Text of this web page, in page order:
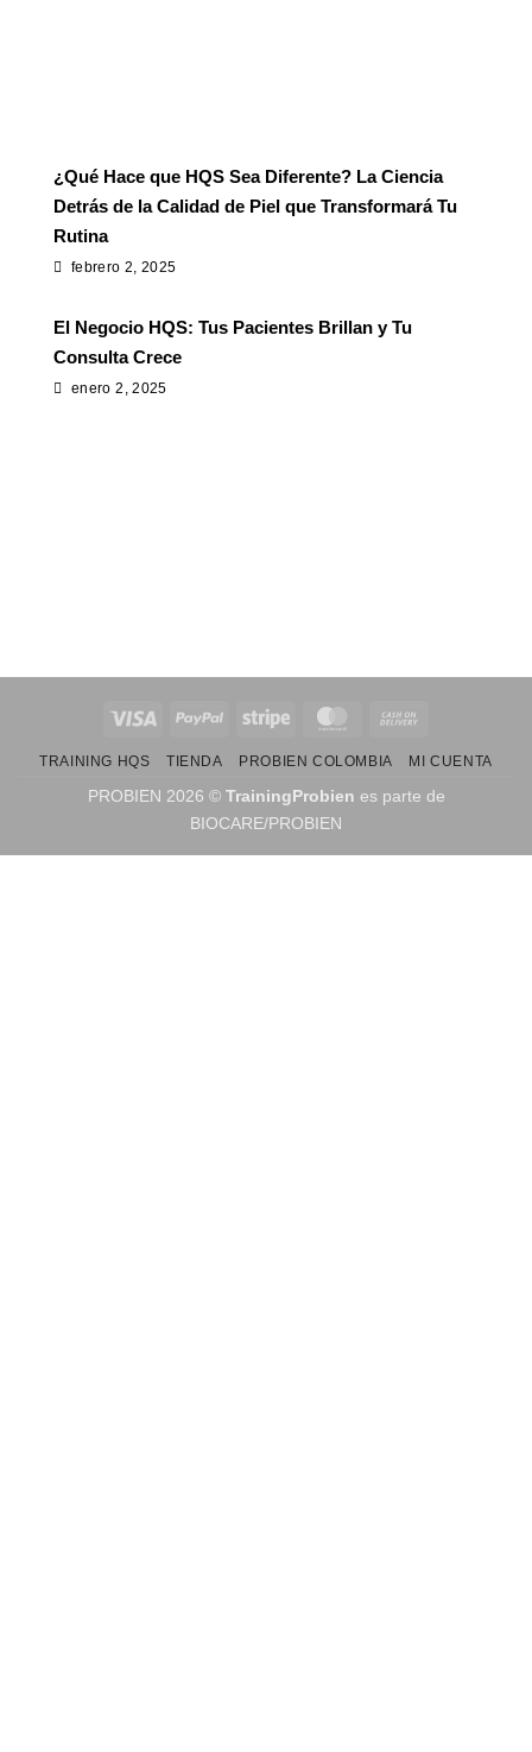
¿Qué Hace que HQS Sea Diferente? La Ciencia
Detrás de la Calidad de Piel que Transformará Tu
Rutina
febrero 2, 2025
El Negocio HQS: Tus Pacientes Brillan y Tu
Consulta Crece
enero 2, 2025
TRAINING HQS TIENDA PROBIEN COLOMBIA MI CUENTA
PROBIEN 2026 © TrainingProbien es parte de
BIOCARE/PROBIEN